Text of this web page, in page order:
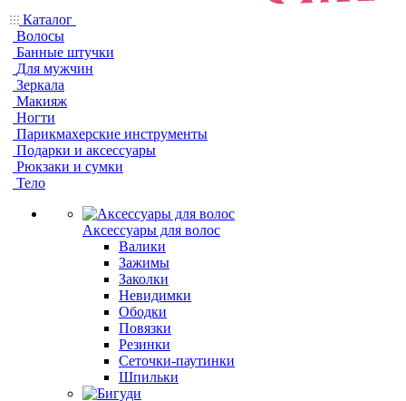
Каталог
Волосы
Банные штучки
Для мужчин
Зеркала
Макияж
Ногти
Парикмахерские инструменты
Подарки и аксессуары
Рюкзаки и сумки
Тело
Аксессуары для волос
Валики
Зажимы
Заколки
Невидимки
Ободки
Повязки
Резинки
Сеточки-паутинки
Шпильки